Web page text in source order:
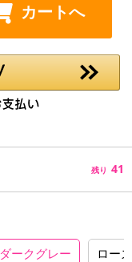
カートへ
残り 41
ダークグレー ロー